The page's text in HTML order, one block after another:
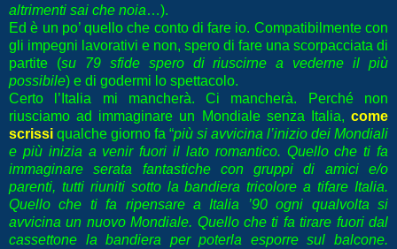
altrimenti sai che noia…).
Ed è un po’ quello che conto di fare io. Compatibilmente con
gli impegni lavorativi e non, spero di fare una scorpacciata di
partite (su 79 sfide spero di riuscirne a vederne il più
possibile) e di godermi lo spettacolo.
Certo l’Italia mi mancherà. Ci mancherà. Perché non
riusciamo ad immaginare un Mondiale senza Italia, come
scrissi qualche giorno fa “più si avvicina l’inizio dei Mondiali
e più inizia a venir fuori il lato romantico. Quello che ti fa
immaginare serata fantastiche con gruppi di amici e/o
parenti, tutti riuniti sotto la bandiera tricolore a tifare Italia.
Quello che ti fa ripensare a Italia ’90 ogni qualvolta si
avvicina un nuovo Mondiale. Quello che ti fa tirare fuori dal
cassettone la bandiera per poterla esporre sul balcone.